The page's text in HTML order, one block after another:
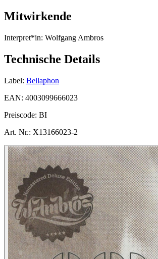
Mitwirkende
Interpret*in: Wolfgang Ambros
Technische Details
Label: Bellaphon
EAN: 4003099666023
Preiscode: BI
Art. Nr.: X13166023-2